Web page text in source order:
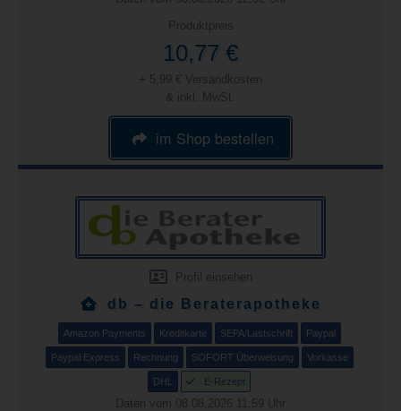
Produktpreis
10,77 €
+ 5,99 € Versandkosten
& inkl. MwSt.
im Shop bestellen
Profil einsehen
db – die Beraterapotheke
Amazon Payments Kreditkarte SEPA/Lastschrift Paypal
Paypal Express Rechnung SOFORT Überweisung Vorkasse
DHL E-Rezept
Daten vom 08.08.2026 11:59 Uhr